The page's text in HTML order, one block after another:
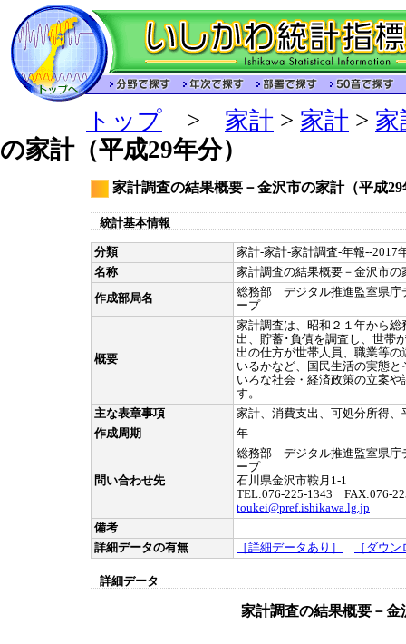
トップ > 家計 > 家計 > 家
の家計（平成29年分）
家計調査の結果概要－金沢市の家計（平成29
統計基本情報
分類
家計-家計-家計調査-年報--2017
名称
家計調査の結果概要－金沢市の
作成部局名
総務部 デジタル推進監室県庁
ープ
概要
家計調査は、昭和２１年から
出、貯蓄･負債を調査し、世帯
出の仕方が世帯人員、職業等
いるかなど、国民生活の実態
いろな社会・経済政策の立案
す。
主な表章事項
家計、消費支出、可処分所得
作成周期
年
問い合わせ先
総務部 デジタル推進監室県庁
ープ
石川県金沢市鞍月1-1
TEL:076-225-1343 FAX:076-
toukei@pref.ishikawa.lg.jp
備考
詳細データの有無
［詳細データあり］ ［ダウ
詳細データ
家計調査の結果概要－金